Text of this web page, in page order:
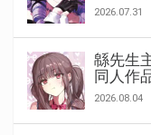
2026.07.31
緜先生
同人作
2026.08.04